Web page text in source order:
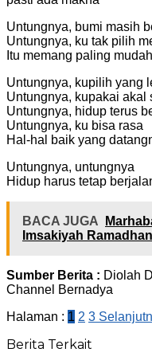
Untungnya, bumi masih
Untungnya, ku tak pilih
Itu memang paling mudah
Untungnya, kupilih yang
Untungnya, kupakai akal
Untungnya, hidup terus
Untungnya, ku bisa rasa
Hal-hal baik yang
Untungnya, untungnya
Hidup harus tetap
BACA JUGA
Imsakiyah
Sumber Berita : Diolah
Channel Bernadya
Halaman : 1 2 3
Berita Terkait